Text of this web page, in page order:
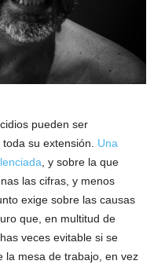
pueden ser
su extensión. Una
, y sobre la que
las cifras, y menos
exige sobre las causas
que, en multitud de
veces evitable si se
la mesa de trabajo, en vez